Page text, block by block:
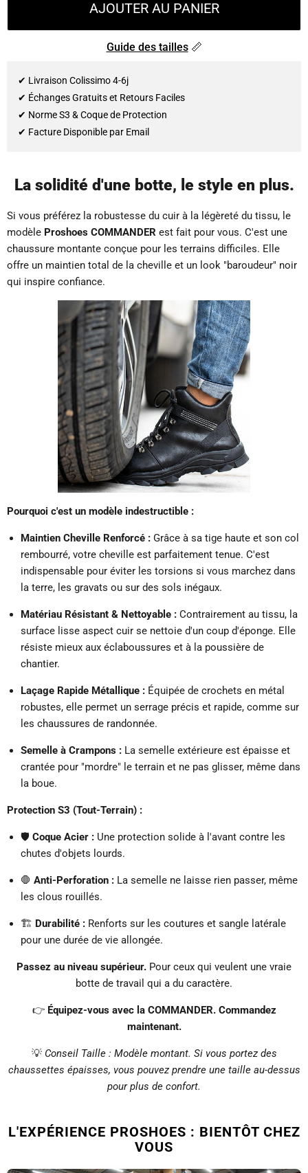
AJOUTER AU PANIER
Guide des tailles📏
✔ Livraison Colissimo 4-6j
✔ Échanges Gratuits et Retours Faciles
✔ Norme S3 & Coque de Protection
✔ Facture Disponible par Email
La solidité d'une botte, le style en plus.
Si vous préférez la robustesse du cuir à la légèreté du tissu, le
modèle Proshoes COMMANDER est fait pour vous. C'est une
chaussure montante conçue pour les terrains difficiles. Elle
offre un maintien total de la cheville et un look "baroudeur" noir
qui inspire confiance.
Pourquoi c'est un modèle indestructible :
Maintien Cheville Renforcé : Grâce à sa tige haute et son col
rembourré, votre cheville est parfaitement tenue. C'est
indispensable pour éviter les torsions si vous marchez dans
la terre, les gravats ou sur des sols inégaux.
Matériau Résistant & Nettoyable : Contrairement au tissu, la
surface lisse aspect cuir se nettoie d'un coup d'éponge. Elle
résiste mieux aux éclaboussures et à la poussière de
chantier.
Laçage Rapide Métallique : Équipée de crochets en métal
robustes, elle permet un serrage précis et rapide, comme sur
les chaussures de randonnée.
Semelle à Crampons : La semelle extérieure est épaisse et
crantée pour "mordre" le terrain et ne pas glisser, même dans
la boue.
Protection S3 (Tout-Terrain) :
🛡️ Coque Acier : Une protection solide à l'avant contre les
chutes d'objets lourds.
🛑 Anti-Perforation : La semelle ne laisse rien passer, même
les clous rouillés.
🏗️ Durabilité : Renforts sur les coutures et sangle latérale
pour une durée de vie allongée.
Passez au niveau supérieur. Pour ceux qui veulent une vraie
botte de travail qui a du caractère.
👉 Équipez-vous avec la COMMANDER. Commandez
maintenant.
💡 Conseil Taille : Modèle montant. Si vous portez des
chaussettes épaisses, vous pouvez prendre une taille au-dessus
pour plus de confort.
L'EXPÉRIENCE PROSHOES : BIENTÔT CHEZ
VOUS